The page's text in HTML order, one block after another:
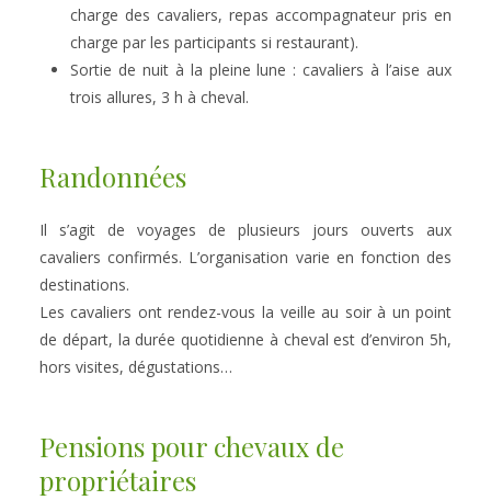
charge des cavaliers, repas accompagnateur pris en
charge par les participants si restaurant).
Sortie de nuit à la pleine lune : cavaliers à l’aise aux
trois allures, 3 h à cheval.
Randonnées
Il s’agit de voyages de plusieurs jours ouverts aux
cavaliers confirmés. L’organisation varie en fonction des
destinations.
Les cavaliers ont rendez-vous la veille au soir à un point
de départ, la durée quotidienne à cheval est d’environ 5h,
hors visites, dégustations…
Pensions pour chevaux de
propriétaires